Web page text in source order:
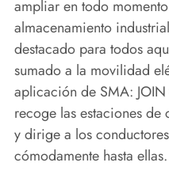
ampliar en todo
almacenamiento
destacado para todos
sumado a la movilidad
aplicación de SMA:
recoge las estaciones
y dirige a los
cómodamente hasta